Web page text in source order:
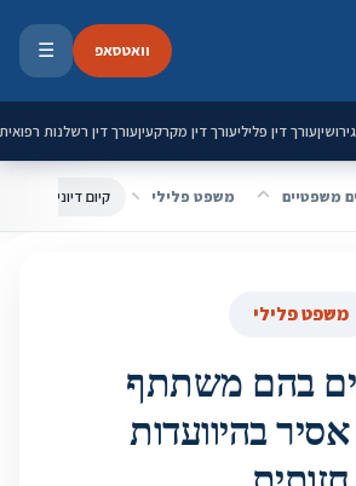
וואטסאפ ☰
עורך דין פליליעורך דין מקרקעיןעורך דין רשלנות רפואית
משפטיים משפט פלילי קיום דיונים בהם
משפט פלילי
בהם משתתף
בהיוועדות